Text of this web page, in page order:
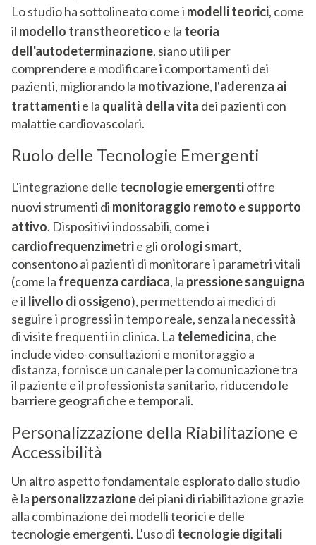
Lo studio ha sottolineato come i modelli teorici, come
il modello transtheoretico e la teoria
dell'autodeterminazione, siano utili per
comprendere e modificare i comportamenti dei
pazienti, migliorando la motivazione, l'aderenza ai
trattamentie la qualità della vita dei pazienti con
malattie cardiovascolari.
Ruolo delle Tecnologie Emergenti
L'integrazione delle tecnologie emergentioffre
nuovi strumenti di monitoraggio remoto e supporto
attivo. Dispositivi indossabili, come i
cardiofrequenzimetrie gli orologi smart,
consentono ai pazienti di monitorare i parametri vitali
(come la frequenza cardiaca, la pressione sanguigna
e il livello di ossigeno), permettendo ai medici di
seguire i progressi in tempo reale, senza la necessità
di visite frequenti in clinica. La telemedicina, che
include video-consultazioni e monitoraggio a
distanza, fornisce un canale per la comunicazione tra
il paziente e il professionista sanitario, riducendo le
barriere geografiche e temporali.
Personalizzazione della Riabilitazione e
Accessibilità
Un altro aspetto fondamentale esplorato dallo studio
è la personalizzazionedei piani di riabilitazione grazie
alla combinazione dei modelli teorici e delle
tecnologie emergenti. L'uso di tecnologie digitali